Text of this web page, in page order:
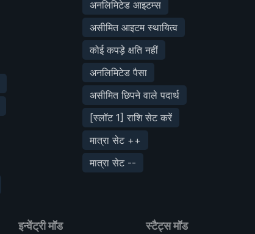
अनलिमिटेड आइटम्स
असीमित आइटम स्थायित्व
कोई कपड़े क्षति नहीं
अनलिमिटेड पैसा
असीमित छिपने वाले पदार्थ
[स्लॉट 1] राशि सेट करें
मात्रा सेट ++
मात्रा सेट --
इन्वेंट्री मॉड स्टैट्स मॉड